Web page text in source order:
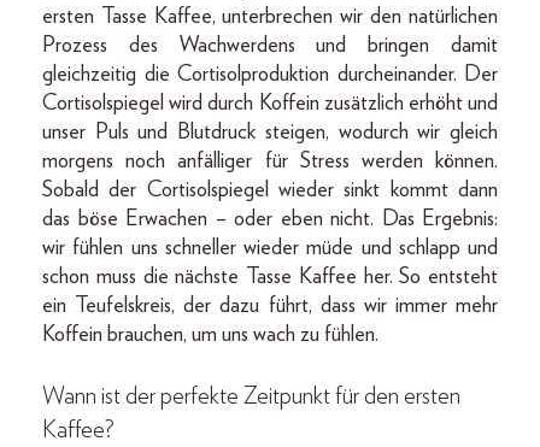
ersten Tasse Kaffee, unterbrechen wir den natürlichen
Prozess des Wachwerdens und bringen damit
gleichzeitig die Cortisolproduktion durcheinander. Der
Cortisolspiegel wird durch Koffein zusätzlich erhöht und
unser Puls und Blutdruck steigen, wodurch wir gleich
morgens noch anfälliger für Stress werden können.
Sobald der Cortisolspiegel wieder sinkt kommt dann
das böse Erwachen – oder eben nicht. Das Ergebnis:
wir fühlen uns schneller wieder müde und schlapp und
schon muss die nächste Tasse Kaffee her. So entsteht
ein Teufelskreis, der dazu führt, dass wir immer mehr
Koffein brauchen, um uns wach zu fühlen.
Wann ist der perfekte Zeitpunkt für den ersten
Kaffee?